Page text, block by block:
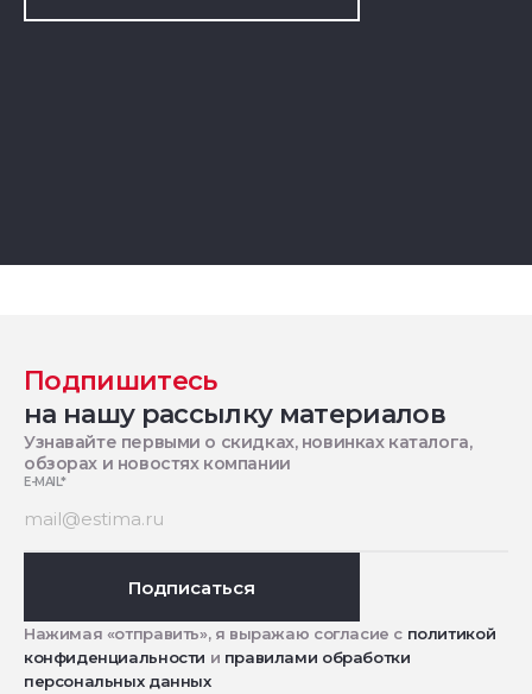
Подпишитесь
на нашу рассылку материалов
Узнавайте первыми о скидках, новинках каталога,
обзорах и новостях компании
E-MAIL*
Подписаться
Нажимая «отправить», я выражаю согласие с политикой
конфиденциальности и правилами обработки
персональных данных